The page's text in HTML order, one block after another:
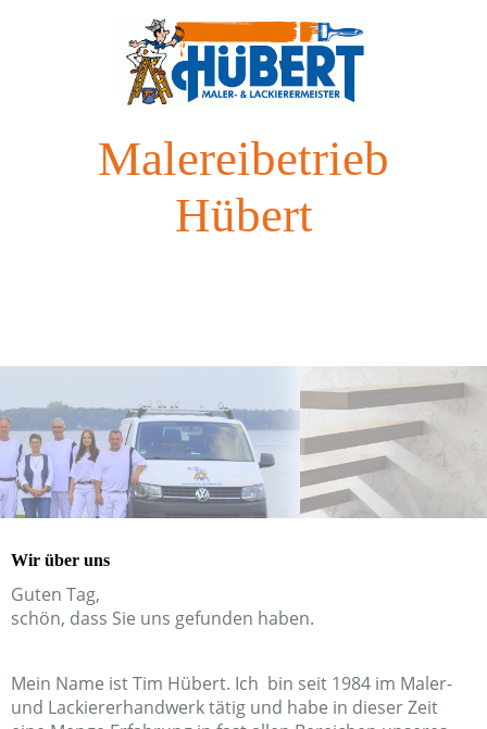
Malereibetrieb
Hübert
Wir über uns
Guten Tag,
schön, dass Sie uns gefunden haben.
Mein Name ist Tim Hübert. Ich bin seit 1984 im Maler-
und Lackiererhandwerk tätig und habe in dieser Zeit